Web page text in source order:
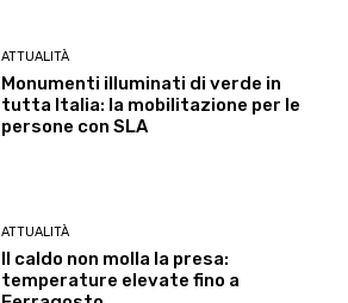
ATTUALITÀ
Monumenti illuminati di verde in
tutta Italia: la mobilitazione per le
persone con SLA
ATTUALITÀ
Il caldo non molla la presa:
temperature elevate fino a